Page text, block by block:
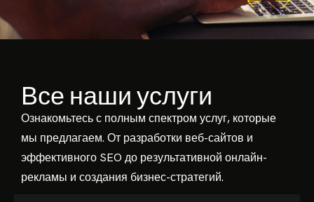
Все наши услуги
Ознакомьтесь с полным спектром услуг, которые
мы предлагаем. От разработки веб-сайтов и
эффективного SEO до результативной онлайн-
рекламы и создания бизнес-стратегий.